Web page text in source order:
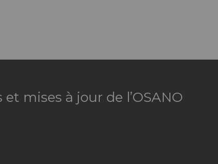
mises à jour de l’OSANO